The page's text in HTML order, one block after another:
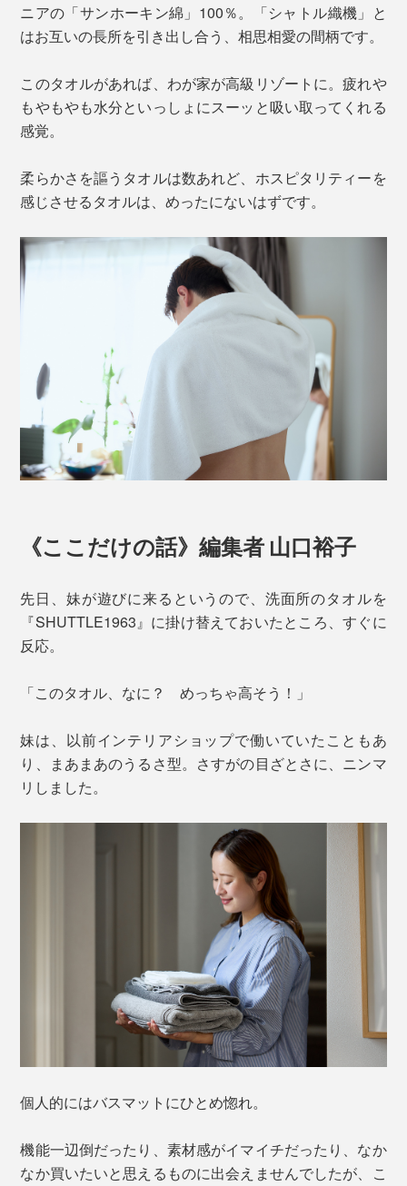
ニアの「サンホーキン綿」100％。「シャトル織機」と
はお互いの長所を引き出し合う、相思相愛の間柄です。
このタオルがあれば、わが家が高級リゾートに。疲れや
もやもやも水分といっしょにスーッと吸い取ってくれる
感覚。
柔らかさを謳うタオルは数あれど、ホスピタリティーを
感じさせるタオルは、めったにないはずです。
《ここだけの話》編集者 山口裕子
先日、妹が遊びに来るというので、洗面所のタオルを
『SHUTTLE1963』に掛け替えておいたところ、すぐに
反応。
「このタオル、なに？ めっちゃ高そう！」
妹は、以前インテリアショップで働いていたこともあ
り、まあまあのうるさ型。さすがの目ざとさに、ニンマ
リしました。
個人的にはバスマットにひとめ惚れ。
機能一辺倒だったり、素材感がイマイチだったり、なか
なか買いたいと思えるものに出会えませんでしたが、こ